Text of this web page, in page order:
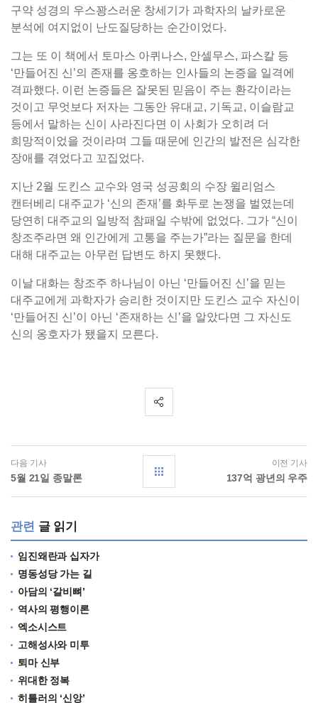
구약 성경의 우스꽝스러운 창세기가 과학자의 날카로운
분석에 여지없이 난도질당하는 순간이었다.
그는 또 이 책에서 토마스 아퀴나스, 안셀무스, 파스칼 등
‘만들어진 신’의 존재를 옹호하는 인사들의 논증을 일격에
격파했다. 이런 논증들은 잘못된 믿음이 주는 환각이라는
것이고 무엇보다 저자는 그동안 유대교, 기독교, 이슬람교
등에서 말하는 신이 사라진다면 이 사회가 오히려 더
희망적이었을 것이라며 그들 때문에 인간의 발전은 심각한
장애를 겪었다고 꼬집었다.
지난 2월 도킨스 교수와 영국 성공회의 수장 윌리엄스
캔터베리 대주교가 ‘신의 존재’를 화두로 논쟁을 벌였는데
당연히 대주교의 일방적 참패일 수밖에 없었다. 그가 “신이
창조주라면 왜 인간에게 고통을 주는가”라는 질문을 한데
대해 대주교는 아무런 답변도 하지 못했다.
이날 대화는 창조주 하나님이 아닌 ‘만들어진 신’을 믿는
대주교에게 과학자가 승리한 것이지만 도킨스 교수 자신이
‘만들어진 신’이 아닌 ‘존재하는 신’을 알았다면 그 자신도
신의 옹호자가 됐을지 모른다.
다음 기사
5월 21일 종말론
이전 기사
137억 광년의 우주
관련 글 읽기
임진왜란과 십자가
명동성당 가는 길
아담의 ‘갈비뼈’
역사의 평행이론
엑소시스트
고해성사와 미투
퇴마 신부
위대한 정복
히틀러의 ‘신앙’